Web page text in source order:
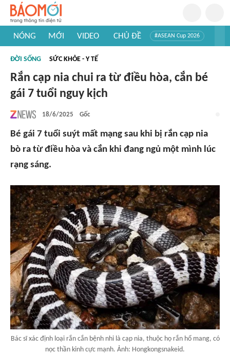
NÓNG MỚI VIDEO CHỦ ĐỀ #ASEAN Cup 2026
#Khám phá thế giới
ĐỜI SỐNG SỨC KHỎE - Y TẾ
Rắn cạp nia chui ra từ điều hòa, cắn bé
gái 7 tuổi nguy kịch
18/6/2025 Gốc
Bé gái 7 tuổi suýt mất mạng sau khi bị rắn cạp nia
bò ra từ điều hòa và cắn khi đang ngủ một mình lúc
rạng sáng.
Bác sĩ xác định loại rắn cắn bệnh nhi là cạp nia, thuộc họ rắn hổ mang, có
nọc thần kinh cực mạnh. Ảnh: Hongkongsnakeid.